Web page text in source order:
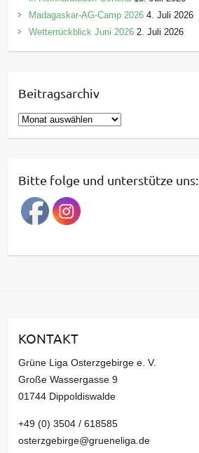
Madagaskar-AG-Camp 2026 4. Juli 2026
Wetterrückblick Juni 2026 2. Juli 2026
Beitragsarchiv
B
e
r
a
g
a
v
Bitte folge und unterstütze uns:
KONTAKT
Grüne Liga Osterzgebirge e. V.
Große Wassergasse 9
01744 Dippoldiswalde
+49 (0) 3504 / 618585
osterzgebirge@grueneliga.de